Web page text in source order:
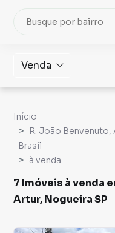
Venda
Início
R. João
Brasil
à venda
7 Imóveis à venda
Artur, Nogueira SP